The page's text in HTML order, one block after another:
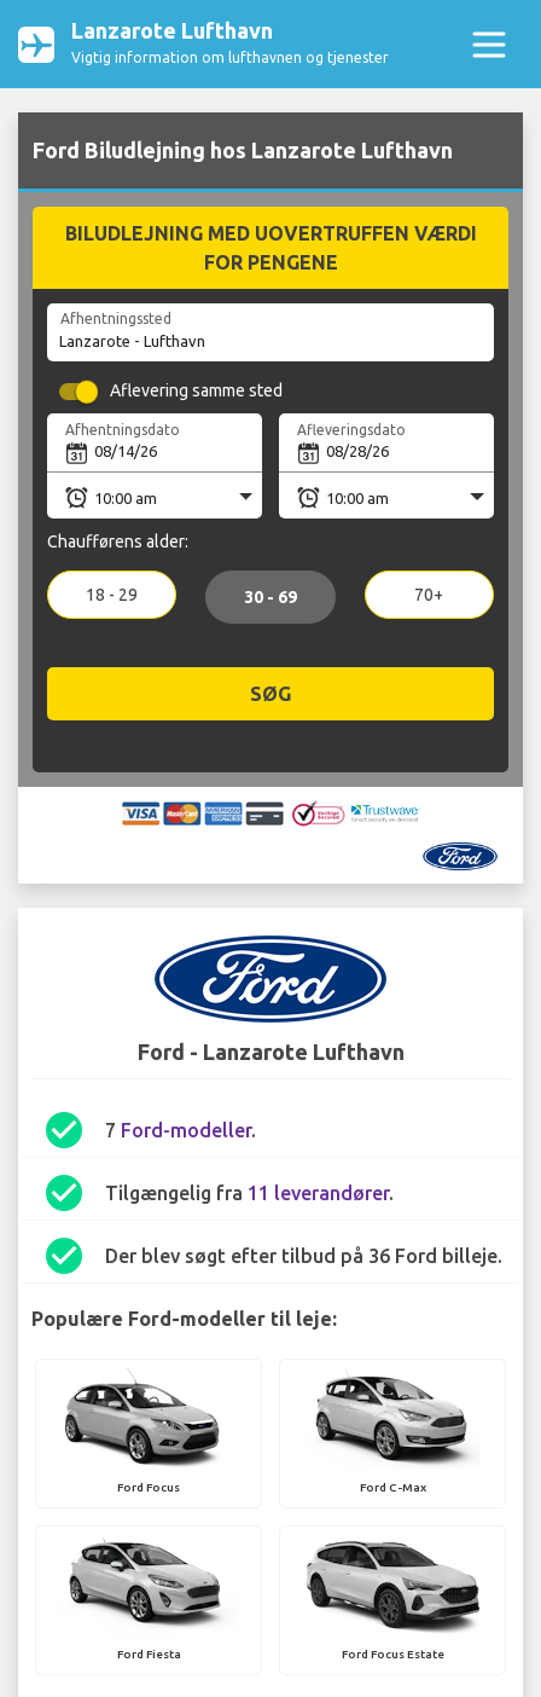
Lanzarote Lufthavn
Vigtig information om lufthavnen og tjenester
Ford Biludlejning hos Lanzarote Lufthavn
BILUDLEJNING MED UOVERTRUFFEN VÆRDI
FOR PENGENE
Afhentningssted
Aflevering samme sted
Afhentningsdato Afleveringsdato
Chaufførens alder:
18 - 29 30 - 69 70+
SØG
Ford - Lanzarote Lufthavn
check_circle 7 Ford-modeller.
check_circle Tilgængelig fra 11 leverandører.
check_circle Der blev søgt efter tilbud på 36 Ford billeje.
Populære Ford-modeller til leje:
Ford Focus Ford C-Max
Ford Fiesta Ford Focus Estate